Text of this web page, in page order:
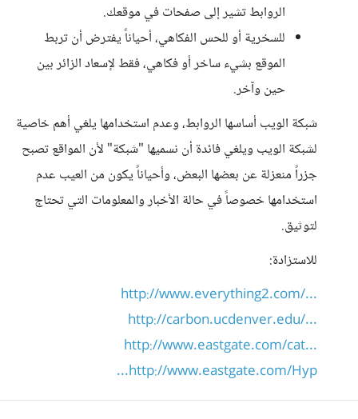
الروابط تشير إلى صفحات في موقعك.
للسخرية أو للحس الفكاهي، أحياناً يفترض أن تربط
الموقع بشيء ساخر أو فكاهي، فقط لإسعاد الزائر بين
حين وآخر.
شبكة الويب أساسها الروابط، وعدم استخدامها يلغي أهم خاصية
لشبكة الويب ويلغي فائدة أن نسميها "شبكة" لأن المواقع تصبح
جزراً منعزلة عن بعضها البعض، وأحياناً يكون من العيب عدم
استخدامها خصوصاً في حالة الأخبار والمعلومات التي تحتاج
لتوثيق.
للاستزادة:
http://www.everything2.com/...
http://carbon.ucdenver.edu/...
http://www.eastgate.com/cat...
http://www.eastgate.com/Hyp...